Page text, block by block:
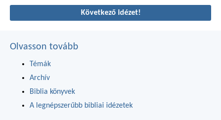
Következő idézet!
Olvasson tovább
Témák
Archív
Biblia könyvek
A legnépszerűbb bibliai idézetek